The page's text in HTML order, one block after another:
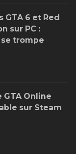
GTA 6 et Red
sur PC :
se trompe
GTA Online
sur Steam